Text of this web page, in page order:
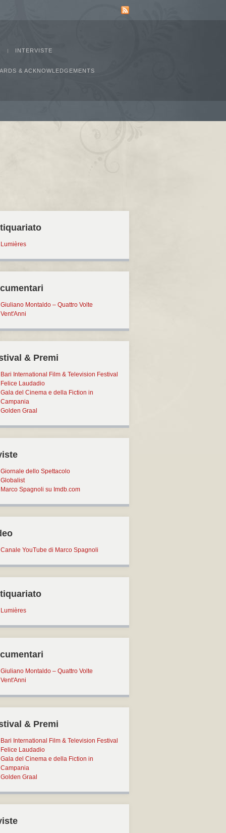
INTERVISTE
& ACKNOWLEDGEMENTS
Lumières
Giuliano Montaldo – Quattro Volte
Vent'Anni
& Premi
Bari International Film & Television Festival
Felice Laudadio
Gala del Cinema e della Fiction in
Campania
Golden Graal
Giornale dello Spettacolo
Globalist
Marco Spagnoli su Imdb.com
Canale YouTube di Marco Spagnoli
Lumières
Giuliano Montaldo – Quattro Volte
Vent'Anni
& Premi
Bari International Film & Television Festival
Felice Laudadio
Gala del Cinema e della Fiction in
Campania
Golden Graal